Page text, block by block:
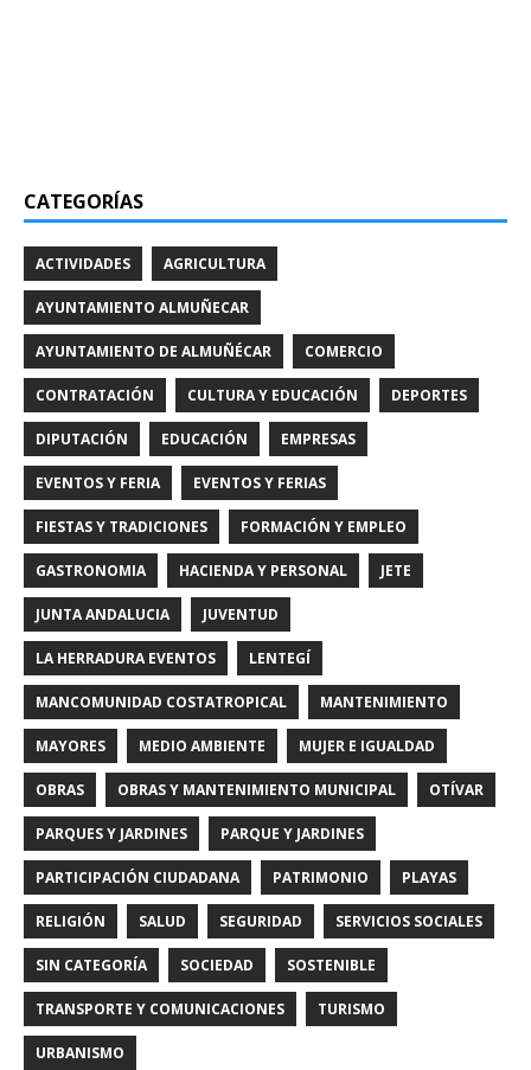
CATEGORÍAS
ACTIVIDADES AGRICULTURA
AYUNTAMIENTO ALMUÑECAR
AYUNTAMIENTO DE ALMUÑÉCAR COMERCIO
CONTRATACIÓN CULTURA Y EDUCACIÓN DEPORTES
DIPUTACIÓN EDUCACIÓN EMPRESAS
EVENTOS Y FERIA EVENTOS Y FERIAS
FIESTAS Y TRADICIONES FORMACIÓN Y EMPLEO
GASTRONOMIA HACIENDA Y PERSONAL JETE
JUNTA ANDALUCIA JUVENTUD
LA HERRADURA EVENTOS LENTEGÍ
MANCOMUNIDAD COSTATROPICAL MANTENIMIENTO
MAYORES MEDIO AMBIENTE MUJER E IGUALDAD
OBRAS OBRAS Y MANTENIMIENTO MUNICIPAL OTÍVAR
PARQUES Y JARDINES PARQUE Y JARDINES
PARTICIPACIÓN CIUDADANA PATRIMONIO PLAYAS
RELIGIÓN SALUD SEGURIDAD SERVICIOS SOCIALES
SIN CATEGORÍA SOCIEDAD SOSTENIBLE
TRANSPORTE Y COMUNICACIONES TURISMO
URBANISMO